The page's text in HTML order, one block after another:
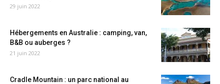
29 juin 2022
Hébergements en Australie : camping, van,
B&B ou auberges ?
21 juin 2022
Cradle Mountain : un parc national au